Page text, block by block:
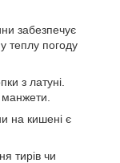
забезпечує
теплу погоду
з латуні.
на кишені є
тирів чи